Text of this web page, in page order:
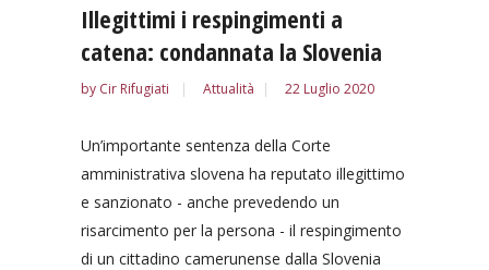
Illegittimi i respingimenti a
catena: condannata la Slovenia
by Cir Rifugiati Attualità 22 Luglio 2020
Un’importante sentenza della Corte
amministrativa slovena ha reputato illegittimo
e sanzionato - anche prevedendo un
risarcimento per la persona - il respingimento
di un cittadino camerunense dalla Slovenia